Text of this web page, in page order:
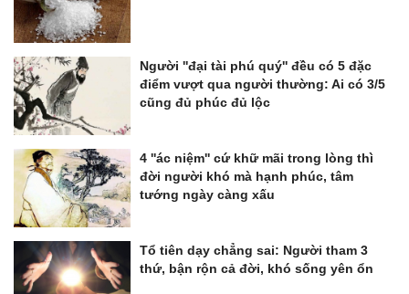
Người ''đại tài phú quý'' đều có 5 đặc
điểm vượt qua người thường: Ai có 3/5
cũng đủ phúc đủ lộc
4 ''ác niệm'' cứ khữ mãi trong lòng thì
đời người khó mà hạnh phúc, tâm
tướng ngày càng xấu
Tổ tiên dạy chẳng sai: Người tham 3
thứ, bận rộn cả đời, khó sống yên ổn